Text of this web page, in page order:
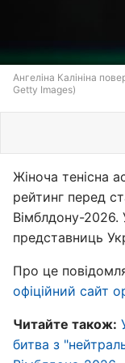
Ангеліна Калініна
Getty Images)
Жіноча тенісна
рейтинг перед
Вімблдону-2026.
представниць
Про це
офіційний сайт
Читайте також:
битва з